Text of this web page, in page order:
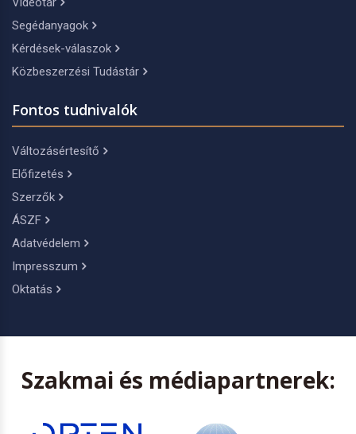
Segédanyagok
Kérdések-válaszok
Közbeszerzési Tudástár
Fontos tudnivalók
Változásértesítő
Előfizetés
Szerzők
ÁSZF
Adatvédelem
Impresszum
Oktatás
Szakmai és médiapartnerek: